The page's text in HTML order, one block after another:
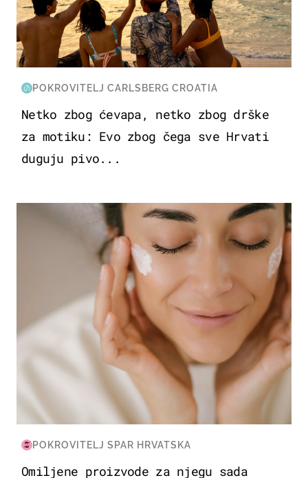
POKROVITELJ CARLSBERG CROATIA
Netko zbog ćevapa, netko zbog drške
za motiku: Evo zbog čega sve Hrvati
duguju pivo...
MODA & LJEPOTA
POKROVITELJ SPAR HRVATSKA
Omiljene proizvode za njegu sada